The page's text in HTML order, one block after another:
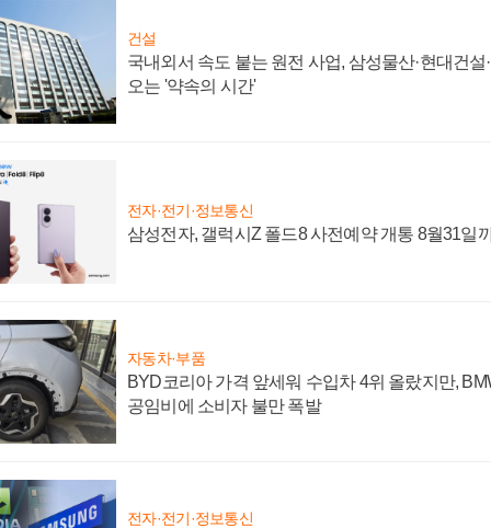
건설
국내외서 속도 붙는 원전 사업, 삼성물산·현대건설
오는 '약속의 시간'
전자·전기·정보통신
삼성전자, 갤럭시Z 폴드8 사전예약 개통 8월31일
자동차·부품
BYD코리아 가격 앞세워 수입차 4위 올랐지만,
공임비에 소비자 불만 폭발
전자·전기·정보통신